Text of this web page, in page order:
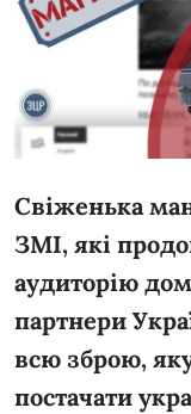
Свіженька
ЗМІ, які
аудиторію
партнери
всю зброю,
постачати